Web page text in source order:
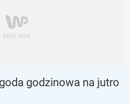
godzinowa na jutro